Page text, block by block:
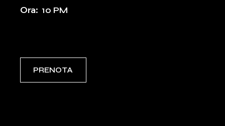
Ora: 10 PM
PRENOTA